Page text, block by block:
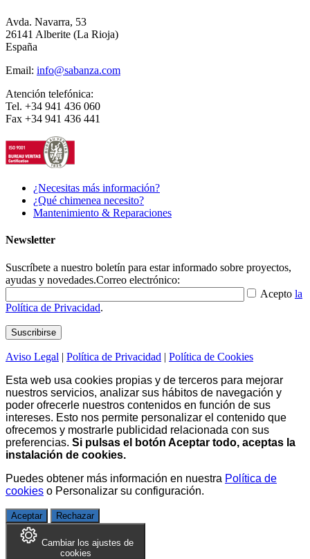
Avda. Navarra, 53
26141 Alberite (La Rioja)
España
Email: info@sabanza.com
Atención telefónica:
Tel. +34 941 436 060
Fax +34 941 436 441
¿Necesitas más información?
¿Qué chimenea necesito?
Mantenimiento & Reparaciones
Newsletter
Suscríbete a nuestro boletín para estar informado sobre proyectos,
ayudas y novedades.Correo electrónico:
Acepto la
Política de Privacidad.
Aviso Legal | Política de Privacidad | Política de Cookies
Esta web usa cookies propias y de terceros para mejorar
nuestros servicios, analizar sus hábitos de navegación y
poder ofrecerle nuestros contenidos en función de sus
intereses. Esto nos permite personalizar el contenido que
ofrecemos y mostrarle publicidad relacionada con sus
preferencias. Si pulsas el botón Aceptar todo, aceptas la
instalación de cookies.
Puedes obtener más información en nuestra Política de
cookies o Personalizar su configuración.
Aceptar Rechazar
Cambiar los ajustes de
cookies